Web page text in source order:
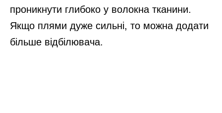
проникнути глибоко у волокна тканини.
Якщо плями дуже сильні, то можна додати
більше відбілювача.